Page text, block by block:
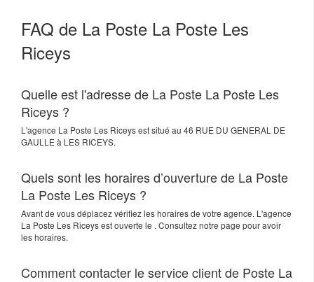
FAQ de La Poste La Poste Les
Riceys
Quelle est l'adresse de La Poste La Poste Les
Riceys ?
L'agence La Poste Les Riceysest situé au 46 RUE DU GENERAL DE
GAULLE à LES RICEYS.
Quels sont les horaires d’ouverture de La Poste
La Poste Les Riceys ?
Avant de vous déplacez vérifiez les horaires de votre agence. L'agence
La Poste Les Riceys est ouverte le . Consultez notre page pour avoir
les horaires.
Comment contacter le service client de Poste La